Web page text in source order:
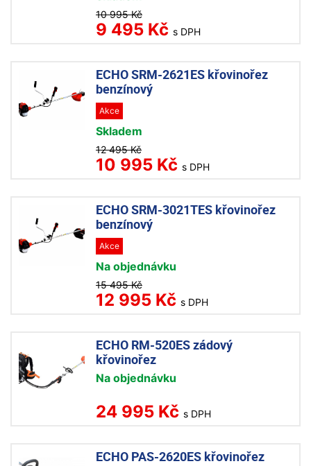
10 995 Kč
9 495 Kč s DPH
ECHO SRM-2621ES křovinořez
benzínový
Akce
Skladem
12 495 Kč
10 995 Kč s DPH
ECHO SRM-3021TES křovinořez
benzínový
Akce
Na objednávku
15 495 Kč
12 995 Kč s DPH
ECHO RM-520ES zádový
křovinořez
Na objednávku
24 995 Kč s DPH
ECHO PAS-2620ES křovinořez